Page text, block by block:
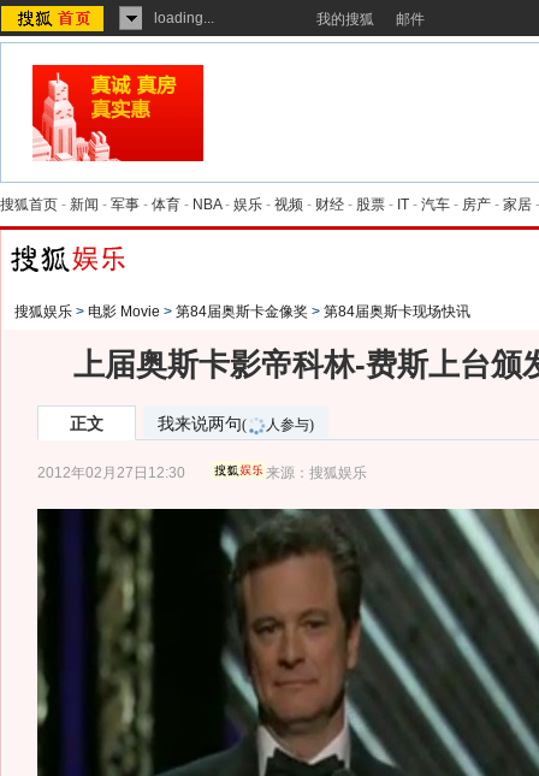
loading... 我的搜狐 邮件
搜狐首页 - 新闻 - 军事 - 体育 - NBA- 娱乐 - 视频 - 财经 - 股票 - IT - 汽车 - 房产 - 家居
搜狐娱乐 > 电影 Movie > 第84届奥斯卡金像奖 > 第84届奥斯卡现场快讯
上届奥斯卡影帝科林-费斯上台颁
正文 我来说两句( 人参与)
2012年02月27日12:30 来源：搜狐娱乐